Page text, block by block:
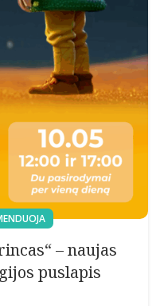
– naujas
puslapis